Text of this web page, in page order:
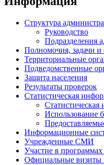
Структура
Руководство
Подразделения
Полномочия, задачи
Территориальные
Подведомственные
Защита населения
Результаты проверок
Статистическая
Использование
Информационные
Учрежденные СМИ
Участие в
Официальные визиты